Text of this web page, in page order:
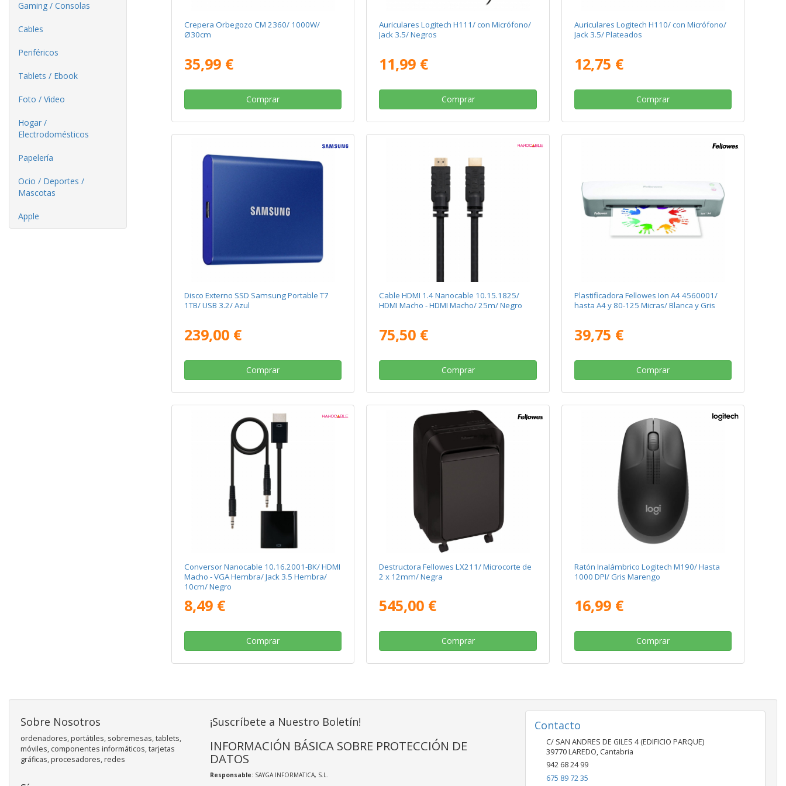
Gaming / Consolas
Cables
Periféricos
Tablets / Ebook
Foto / Video
Hogar /
Electrodomésticos
Papelería
Ocio / Deportes /
Mascotas
Apple
Crepera Orbegozo CM 2360/ 1000W/
Ø30cm
35,99 €
Comprar
Auriculares Logitech H111/ con Micrófono/
Jack 3.5/ Negros
11,99 €
Comprar
Auriculares Logitech H110/ con Micrófono/
Jack 3.5/ Plateados
12,75 €
Comprar
Disco Externo SSD Samsung Portable T7
1TB/ USB 3.2/ Azul
239,00 €
Comprar
Cable HDMI 1.4 Nanocable 10.15.1825/
HDMI Macho - HDMI Macho/ 25m/ Negro
75,50 €
Comprar
Plastificadora Fellowes Ion A4 4560001/
hasta A4 y 80-125 Micras/ Blanca y Gris
39,75 €
Comprar
Conversor Nanocable 10.16.2001-BK/ HDMI
Macho - VGA Hembra/ Jack 3.5 Hembra/
10cm/ Negro
8,49 €
Comprar
Destructora Fellowes LX211/ Microcorte de
2 x 12mm/ Negra
545,00 €
Comprar
Ratón Inalámbrico Logitech M190/ Hasta
1000 DPI/ Gris Marengo
16,99 €
Comprar
Sobre Nosotros
ordenadores, portátiles, sobremesas, tablets,
móviles, componentes informáticos, tarjetas
gráficas, procesadores, redes
¡Suscríbete a Nuestro Boletín!
INFORMACIÓN BÁSICA SOBRE PROTECCIÓN DE
DATOS
Responsable: SAYGA INFORMATICA, S.L.
Contacto
C/ SAN ANDRES DE GILES 4 (EDIFICIO PARQUE)
39770LAREDO, Cantabria
942 68 24 99
675 89 72 35